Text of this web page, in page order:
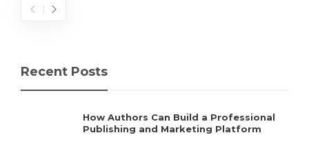
Recent Posts
How Authors Can Build a Professional
Publishing and Marketing Platform